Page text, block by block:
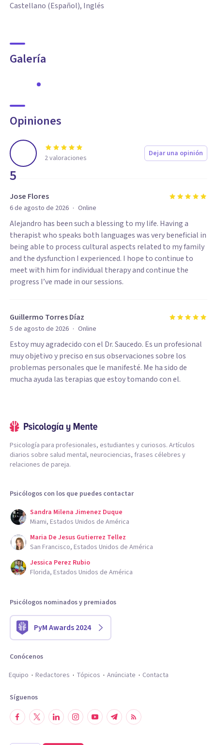
Castellano (Español), Inglés
Galería
Opiniones
5
2valoraciones Dejar una opinión
Jose Flores
6 de agosto de 2026 · Online
Alejandro has been such a blessing to my life. Having a
therapist who speaks both languages was very beneficial in
being able to process cultural aspects related to my family
and the dysfunction I experienced. I hope to continue to
meet with him for individual therapy and continue the
progress I’ve made in our sessions.
Guillermo Torres Díaz
5 de agosto de 2026 · Online
Estoy muy agradecido con el Dr. Saucedo. Es un profesional
muy objetivo y preciso en sus observaciones sobre los
problemas personales que le manifesté. Me ha sido de
mucha ayuda las terapias que estoy tomando con el.
Psicología para profesionales, estudiantes y curiosos. Artículos
diarios sobre salud mental, neurociencias, frases célebres y
relaciones de pareja.
Psicólogos con los que puedes contactar
Sandra Milena Jimenez Duque
Miami, Estados Unidos de América
Maria De Jesus Gutierrez Tellez
San Francisco, Estados Unidos de América
Jessica Perez Rubio
Florida, Estados Unidos de América
Psicólogos nominados y premiados
PyM Awards 2024
Conócenos
Equipo
Redactores Tópicos Anúnciate Contacta
Síguenos